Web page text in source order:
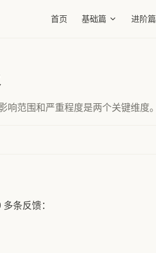
首页 基础篇 进阶篇
范围和严重程度是两个关键维度。
条反馈：